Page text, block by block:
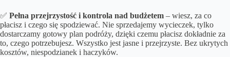
✅ Pełna przejrzystość i kontrola nad budżetem – wiesz, za co
płacisz i czego się spodziewać. Nie sprzedajemy wycieczek, tylko
dostarczamy gotowy plan podróży, dzięki czemu płacisz dokładnie za
to, czego potrzebujesz. Wszystko jest jasne i przejrzyste. Bez ukrytych
kosztów, niespodzianek i haczyków.